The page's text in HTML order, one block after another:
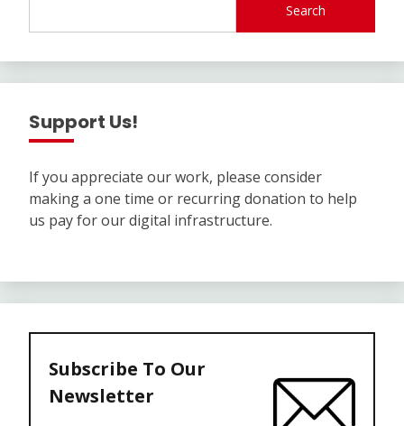
Search
Support Us!
If you appreciate our work, please consider
making a one time or recurring donation to help
us pay for our digital infrastructure.
Subscribe To Our
Newsletter